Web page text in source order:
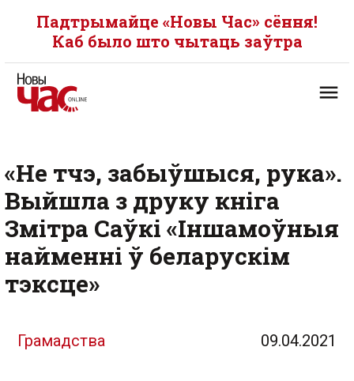
Падтрымайце «Новы Час» сёння!
Каб было што чытаць заўтра
«Не тчэ, забыўшыся, рука».
Выйшла з друку кніга
Змітра Саўкі «Іншамоўныя
найменні ў беларускім
тэксце»
Грамадства 09.04.2021